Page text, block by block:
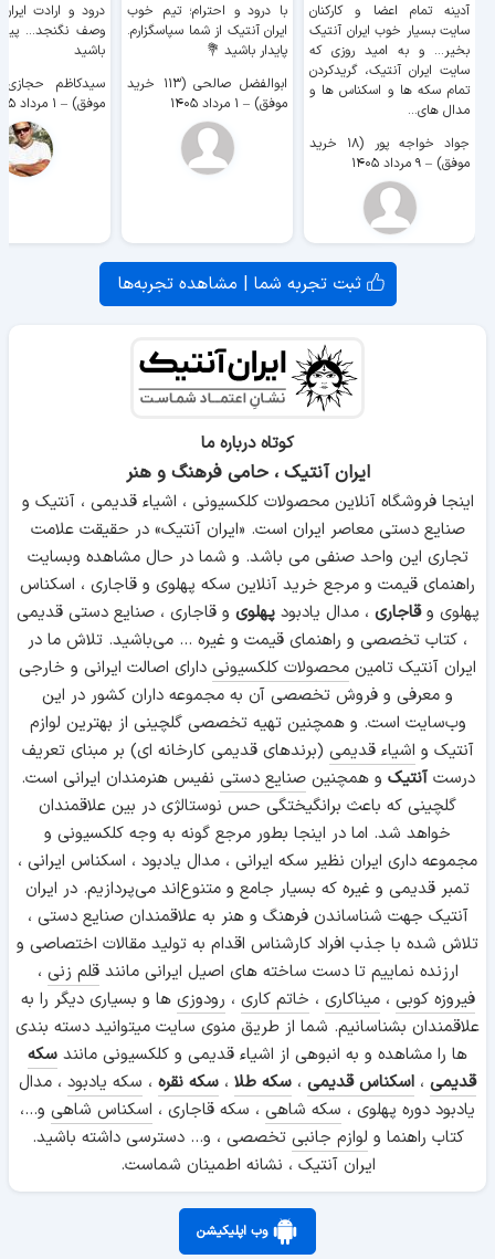
آدینه تمام اعضا و کارکنان
سایت بسیار خوب ايران آنتیک
بخیر... و به امید روزی که
سایت ايران آنتیک، گریدکردن
تمام سکه ها و اسکناس ها و
مدال های...
جواد خواجه پور (۱۸ خرید
موفق) – ۹ مرداد ۱۴۰۵
با درود و احترام؛ تیم خوب
ایران آنتیک از شما سپاسگزارم.
پایدار باشید 💐
ابوالفضل صالحی (۱۱۳ خرید
موفق) – ۱ مرداد ۱۴۰۵
درود و ارادت
وصف نگنجد...
باشید
موفق) – ۱ مرداد ۱۴۰۵
ثبت تجربه شما | مشاهده تجربه‌ها
کوتاه درباره ما
ایران آنتیک ، حامی فرهنگ و هنر
اینجا فروشگاه آنلاین محصولات کلکسیونی ، اشیاء قدیمی ، آنتیک و
صنایع دستی معاصر ایران است. «ایران آنتیک» در حقیقت علامت
تجاری این واحد صنفی می باشد. و شما در حال مشاهده وبسایت
راهنمای قیمت و مرجع خرید آنلاین سکه پهلوی و قاجاری ، اسکناس
پهلوی وقاجاری ، مدال یادبودپهلوی و قاجاری ، صنایع دستی قدیمی
، کتاب تخصصی و راهنمای قیمت و غیره ... می‌باشید. تلاش ما در
ایران آنتیک تامین محصولات کلکسیونی دارای اصالت ایرانی و خارجی
و معرفی و فروش تخصصی آن به مجموعه داران کشور در این
وب‌سایت است. و همچنین تهیه تخصصی گلچینی از بهترین لوازم
آنتیک و اشیاء قدیمی (برندهای قدیمی کارخانه ای) بر مبنای تعریف
درستآنتیک و همچنینصنایع دستی نفیس هنرمندان ایرانی است.
گلچینی که باعث برانگیختگی حس نوستالژی در بین علاقمندان
خواهد شد. اما در اینجا بطور مرجع گونه به وجه کلکسیونی و
مجموعه داری ایران نظیر سکه ایرانی ، مدال یادبود ، اسکناس ایرانی ،
تمبر قدیمی و غیره که بسیار جامع و متنوع‌اند می‌پردازیم. در ایران
آنتیک جهت شناساندن فرهنگ و هنر به علاقمندان صنایع دستی ،
تلاش شده با جذب افراد کارشناس اقدام به تولید مقالات اختصاصی و
ارزنده نماییم تا دست ساخته های اصیل ایرانی مانندقلم زنی ،
فیروزه کوبی ،میناکاری ، خاتم کاری ، رودوزی ها و بسیاری دیگر را به
علاقمندان بشناسانیم. شما از طریق منوی سایت میتوانید دسته بندی
ها را مشاهده و به انبوهی از اشیاء قدیمی و کلکسیونی مانند سکه
قدیمی ، اسکناس قدیمی ، سکه طلا ، سکه نقره ، سکه یادبود ، مدال
یادبود دوره پهلوی ، سکه شاهی ، سکه قاجاری ، اسکناس شاهی و...،
کتاب راهنما و لوازم جانبی تخصصی ، و... دسترسی داشته باشید.
ایران آنتیک ، نشانه اطمینان شماست.
وب اپلیکیشن